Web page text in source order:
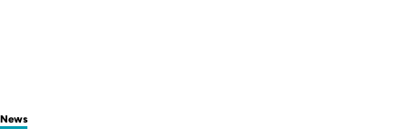
News